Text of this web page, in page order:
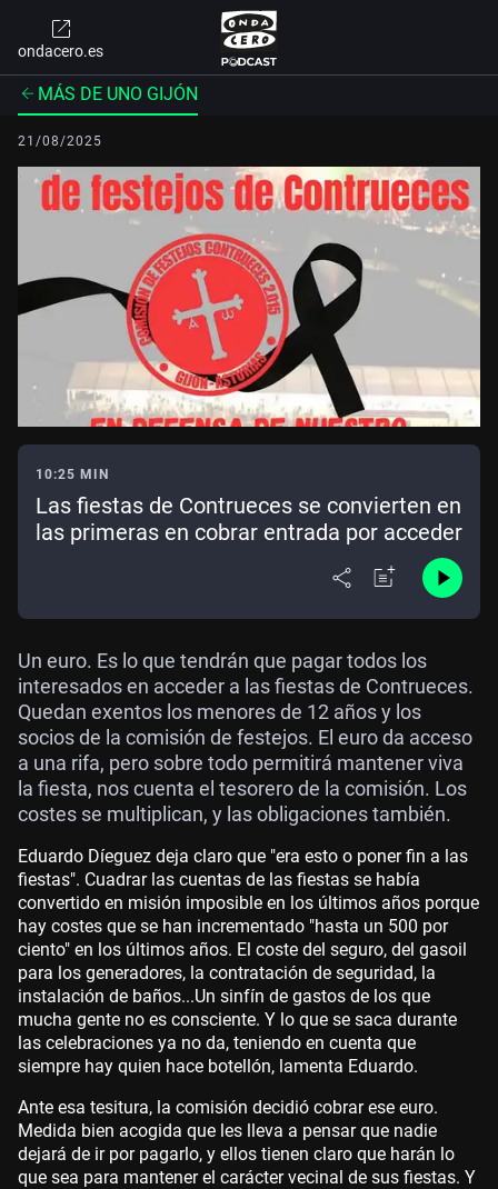
ondacero.es
MÁS DE UNO GIJÓN
21/08/2025
10:25 MIN
Las fiestas de Contrueces se convierten en
las primeras en cobrar entrada por acceder
Un euro. Es lo que tendrán que pagar todos los
interesados en acceder a las fiestas de Contrueces.
Quedan exentos los menores de 12 años y los
socios de la comisión de festejos. El euro da acceso
a una rifa, pero sobre todo permitirá mantener viva
la fiesta, nos cuenta el tesorero de la comisión. Los
costes se multiplican, y las obligaciones también.
Eduardo Díeguez deja claro que "era esto o poner fin a las
fiestas". Cuadrar las cuentas de las fiestas se había
convertido en misión imposible en los últimos años porque
hay costes que se han incrementado "hasta un 500 por
ciento" en los últimos años. El coste del seguro, del gasoil
para los generadores, la contratación de seguridad, la
instalación de baños...Un sinfín de gastos de los que
mucha gente no es consciente. Y lo que se saca durante
las celebraciones ya no da, teniendo en cuenta que
siempre hay quien hace botellón, lamenta Eduardo.
Ante esa tesitura, la comisión decidió cobrar ese euro.
Medida bien acogida que les lleva a pensar que nadie
dejará de ir por pagarlo, y ellos tienen claro que harán lo
que sea para mantener el carácter vecinal de sus fiestas. Y